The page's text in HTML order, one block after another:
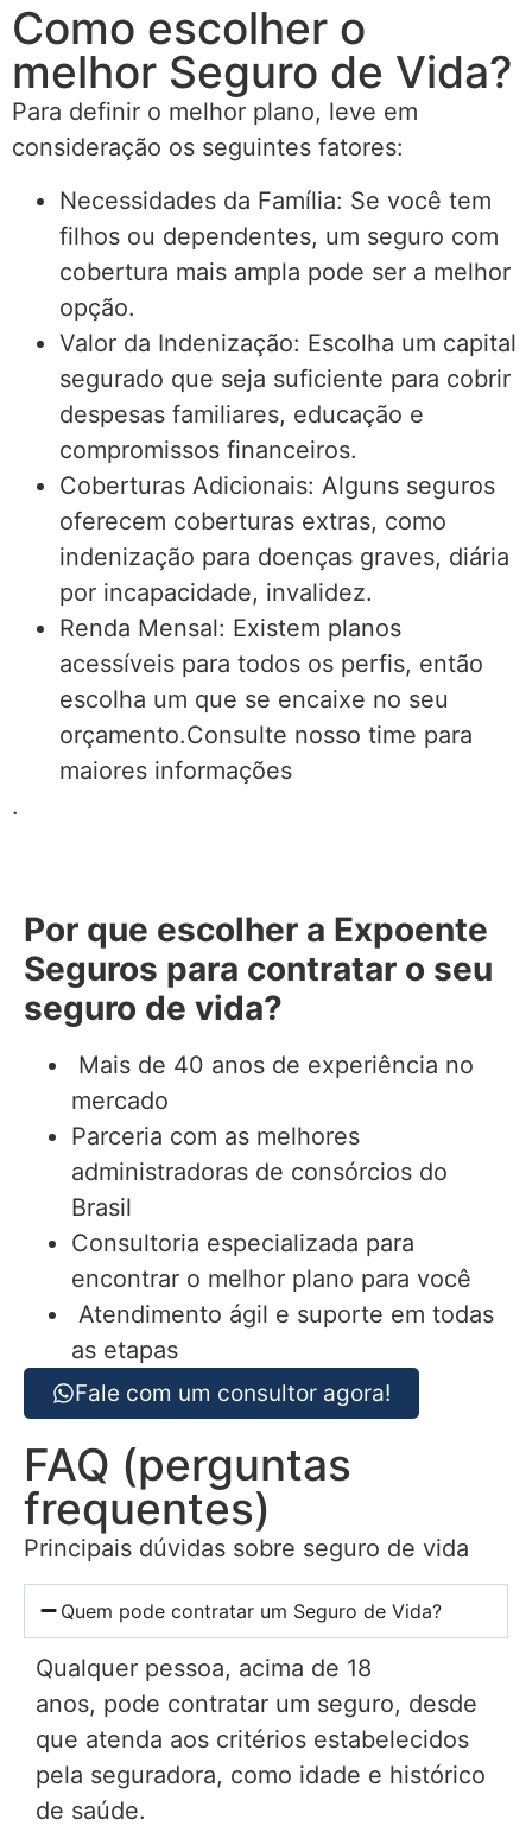
Como escolher o
melhor Seguro de Vida?
Para definir o melhor plano, leve em
consideração os seguintes fatores:
Necessidades da Família: Se você tem
filhos ou dependentes, um seguro com
cobertura mais ampla pode ser a melhor
opção.
Valor da Indenização: Escolha um capital
segurado que seja suficiente para cobrir
despesas familiares, educação e
compromissos financeiros.
Coberturas Adicionais: Alguns seguros
oferecem coberturas extras, como
indenização para doenças graves, diária
por incapacidade, invalidez.
Renda Mensal: Existem planos
acessíveis para todos os perfis, então
escolha um que se encaixe no seu
orçamento.Consulte nosso time para
maiores informações
.
Por que escolher a Expoente
Seguros para contratar o seu
seguro de vida?
Mais de 40 anos de experiência no
mercado
Parceria com as melhores
administradoras de consórcios do
Brasil
Consultoria especializada para
encontrar o melhor plano para você
Atendimento ágil e suporte em todas
as etapas
Fale com um consultor agora!
FAQ (perguntas
frequentes)
Principais dúvidas sobre seguro de vida
Quem pode contratar um Seguro de Vida?
Qualquer pessoa, acima de 18
anos, pode contratar um seguro, desde
que atenda aos critérios estabelecidos
pela seguradora, como idade e histórico
de saúde.